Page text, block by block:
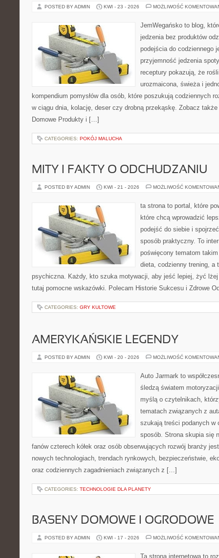
POSTED BY ADMIN KWI - 23 - 2026 MOŻLIWOŚĆ
JemWegańsko to blog,
jedzenia bez produktów
podejścia do codziennego
przyjemność jedzenia
receptury pokazują, że
urozmaicona, świeża i
kompendium pomysłów dla osób, które poszukują codziennych
w ciągu dnia, kolację, deser czy drobną przekąskę. Zobacz
Domowe Produkty i […]
CATEGORIES: POKÓJ MALUCHA
MITY I FAKTY O ODCHUDZANIU
POSTED BY ADMIN KWI - 21 - 2026 MOŻLIWOŚĆ
ta strona to portal, które
które chcą wprowadzić
podejść do siebie i
sposób praktyczny. To
poświęcony tematom
dieta, codzienny trening, a
psychiczna. Każdy, kto szuka motywacji, aby jeść lepiej, żyć
tutaj pomocne wskazówki. Polecam Historie Sukcesu i Zdrowe
CATEGORIES: GRY KULTOWE
AMERYKAŃSKIE LEGENDY
POSTED BY ADMIN KWI - 20 - 2026 MOŻLIWOŚĆ
Auto Jarmark to
śledzą światem
myślą o czytelnikach,
tematach związanych z
szukają treści podanych w
sposób. Strona skupia się
fanów czterech kółek oraz osób obserwujących rozwój branży
nowych technologiach, trendach rynkowych, bezpieczeństwie,
oraz codziennych zagadnieniach związanych z […]
CATEGORIES: TECHNOLOGIE DLA PLANETY
BASENY DOMOWE I OGRODOWE
POSTED BY ADMIN KWI - 17 - 2026 MOŻLIWOŚĆ
Ta strona internetowa to